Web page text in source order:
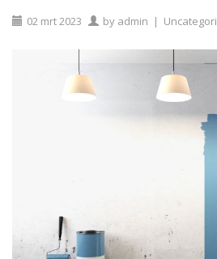
02 mrt2023 by admin |